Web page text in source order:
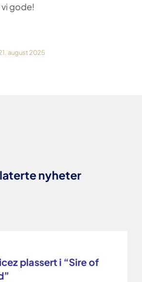
vi gode!
august 2025
nyheter
plassert i “Sire of